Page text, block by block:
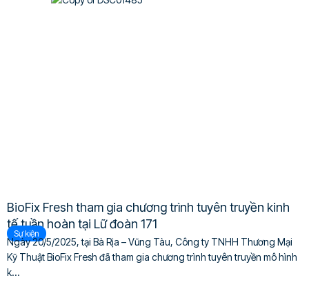
BioFix Fresh tham gia chương trình tuyên truyền kinh
tế tuần hoàn tại Lữ đoàn 171
Sự kiện
Ngày 20/5/2025, tại Bà Rịa – Vũng Tàu, Công ty TNHH Thương Mại
Kỹ Thuật BioFix Fresh đã tham gia chương trình tuyên truyền mô hình
k...